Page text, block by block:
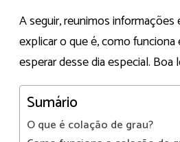
A seguir, reunimos informações
explicar o que é, como
esperar desse dia especial. Boa
Sumário
O que é colação de grau?